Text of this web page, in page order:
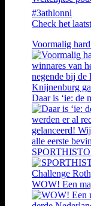
#3athlonnl
Check het
Voormalig
Daar is ‘ie: de
WOW! Een